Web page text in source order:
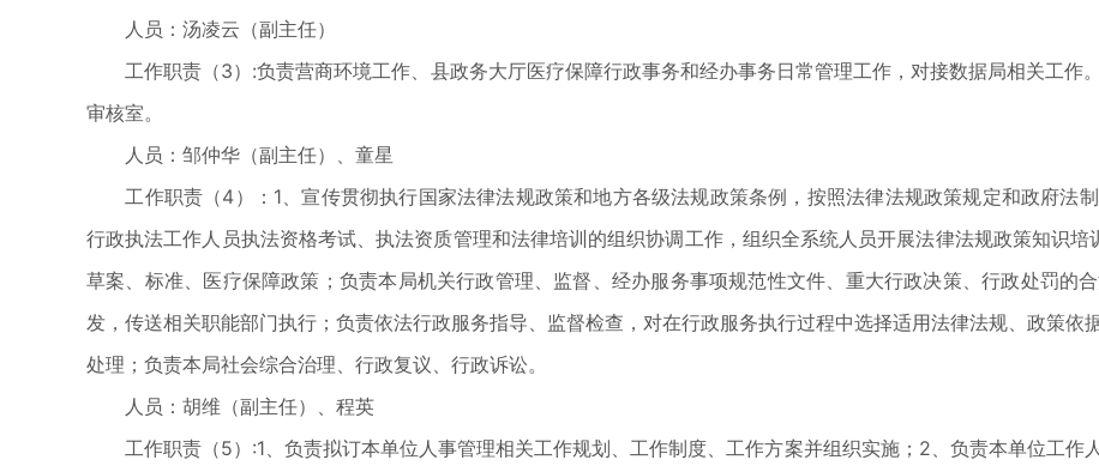
人员：汤凌云（副主任）
工作职责（3）:负责营商环境工作、县政务大厅医疗保障行政事务和经办事务日常管理工作，对接数据局相关工作
审核室。
人员：邹仲华（副主任）、童星
工作职责（4）：1、宣传贯彻执行国家法律法规政策和地方各级法规政策条例，按照法律法规政策规定和政府法
行政执法工作人员执法资格考试、执法资质管理和法律培训的组织协调工作，组织全系统人员开展法律法规政策知识培
草案、标准、医疗保障政策；负责本局机关行政管理、监督、经办服务事项规范性文件、重大行政决策、行政处罚的
发，传送相关职能部门执行；负责依法行政服务指导、监督检查，对在行政服务执行过程中选择适用法律法规、政策
处理；负责本局社会综合治理、行政复议、行政诉讼。
人员：胡维（副主任）、程英
工作职责（5）:1、负责拟订本单位人事管理相关工作规划、工作制度、工作方案并组织实施；2、负责本单位工作